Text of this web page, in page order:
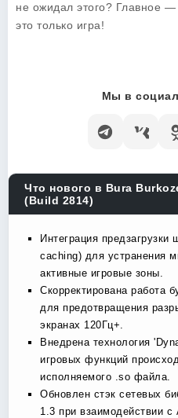
не ожидал этого? Главное
это только игра!
Мы в
Что нового в Bura
(Build 2814)
Интеграция
caching) для устранения
активные игровые зоны.
Скорректирована работа
для предотвращения
экранах 120Гц+.
Внедрена технология
игровых функций
исполняемого .so файла.
Обновлен стэк сетевых
1.3 при взаимодействии